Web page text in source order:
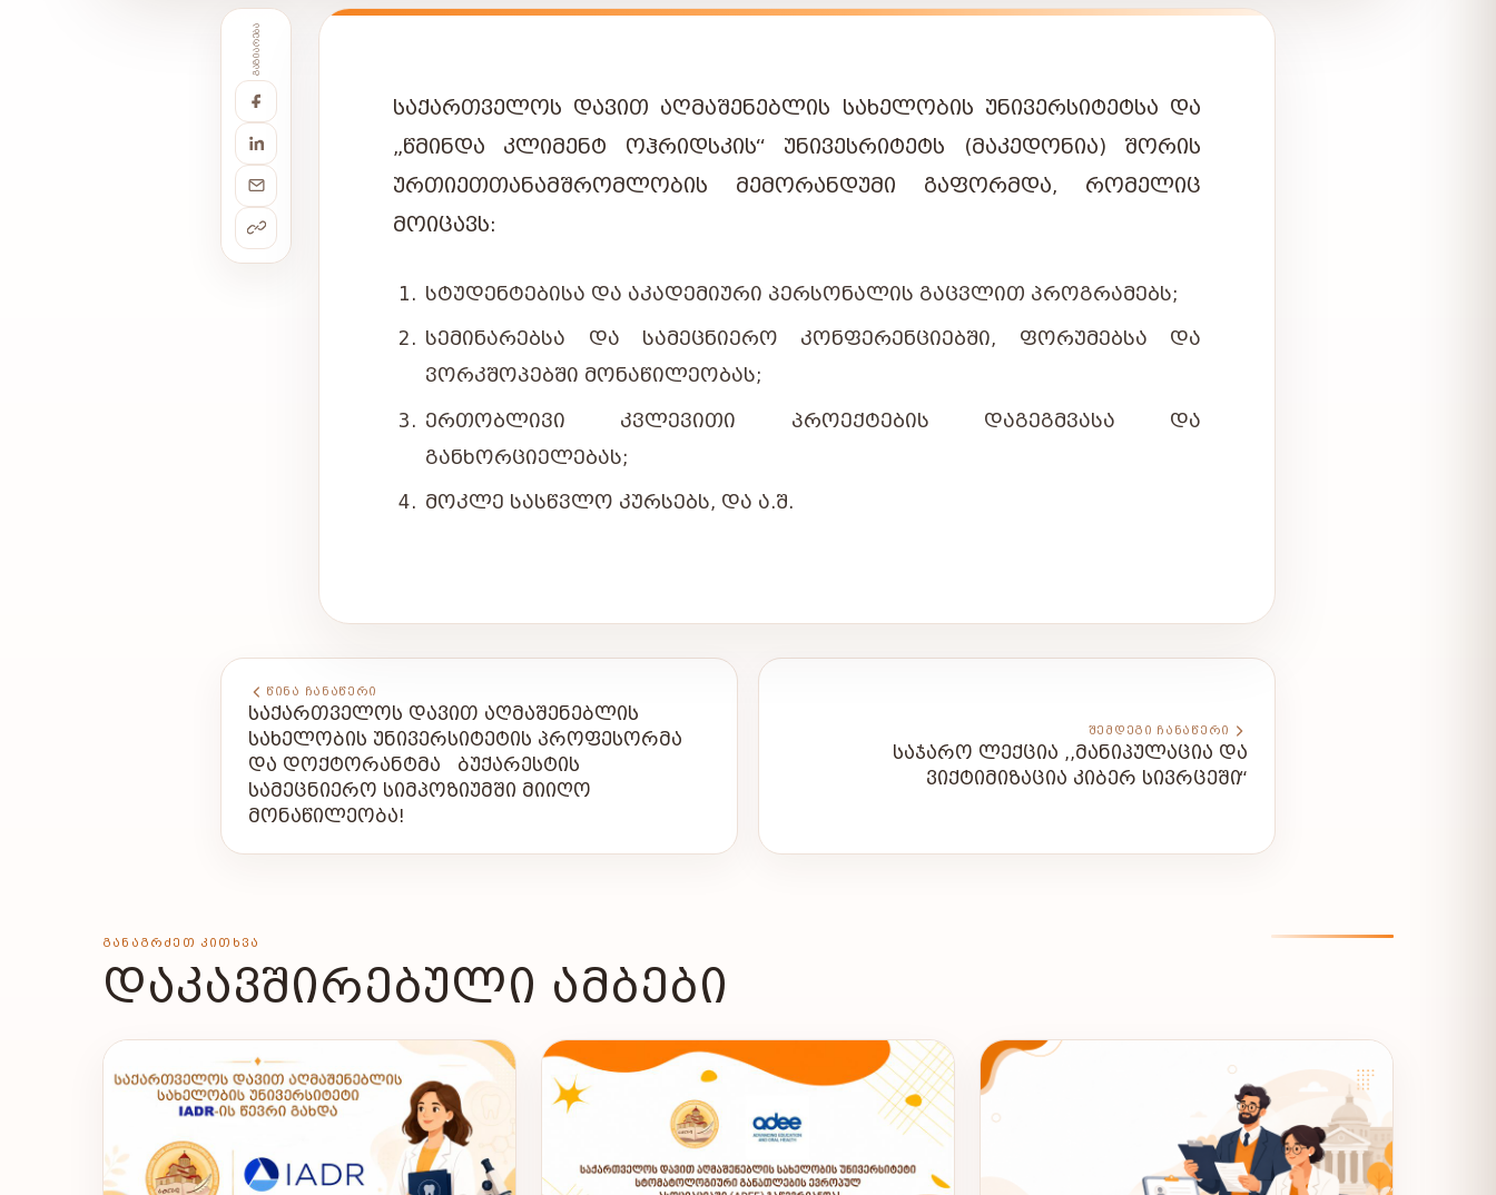
ᲒᲐᲖᲘᲐᲠᲔᲑᲐ
ᲡᲐᲥᲐᲠᲗᲕᲔᲚᲝᲡ ᲓᲐᲕᲘᲗ ᲐᲦᲛᲐᲨᲔᲜᲔᲑᲚᲘᲡ ᲡᲐᲮᲔᲚᲝᲑᲘᲡ ᲣᲜᲘᲕᲔᲠᲡᲘᲢᲔᲢᲡᲐ ᲓᲐ
„ᲬᲛᲘᲜᲓᲐ ᲙᲚᲘᲛᲔᲜᲢ ᲝᲰᲠᲘᲓᲡᲙᲘᲡ“ ᲣᲜᲘᲕᲔᲡᲠᲘᲢᲔᲢᲡ (ᲛᲐᲙᲔᲓᲝᲜᲘᲐ) ᲨᲝᲠᲘᲡ
ᲣᲠᲗᲘᲔᲗᲗᲐᲜᲐᲛᲨᲠᲝᲛᲚᲝᲑᲘᲡ ᲛᲔᲛᲝᲠᲐᲜᲓᲣᲛᲘ ᲒᲐᲤᲝᲠᲛᲓᲐ, ᲠᲝᲛᲔᲚᲘᲪ
ᲛᲝᲘᲪᲐᲕᲡ:
ᲡᲢᲣᲓᲔᲜᲢᲔᲑᲘᲡᲐ ᲓᲐ ᲐᲙᲐᲓᲔᲛᲘᲣᲠᲘ ᲞᲔᲠᲡᲝᲜᲐᲚᲘᲡ ᲒᲐᲪᲕᲚᲘᲗ ᲞᲠᲝᲒᲠᲐᲛᲔᲑᲡ;
ᲡᲔᲛᲘᲜᲐᲠᲔᲑᲡᲐ ᲓᲐ ᲡᲐᲛᲔᲪᲜᲘᲔᲠᲝ ᲙᲝᲜᲤᲔᲠᲔᲜᲪᲘᲔᲑᲨᲘ, ᲤᲝᲠᲣᲛᲔᲑᲡᲐ ᲓᲐ
ᲕᲝᲠᲙᲨᲝᲞᲔᲑᲨᲘ ᲛᲝᲜᲐᲬᲘᲚᲔᲝᲑᲐᲡ;
ᲔᲠᲗᲝᲑᲚᲘᲕᲘ ᲙᲕᲚᲔᲕᲘᲗᲘ ᲞᲠᲝᲔᲥᲢᲔᲑᲘᲡ ᲓᲐᲒᲔᲒᲛᲕᲐᲡᲐ ᲓᲐ
ᲒᲐᲜᲮᲝᲠᲪᲘᲔᲚᲔᲑᲐᲡ;
ᲛᲝᲙᲚᲔ ᲡᲐᲡᲬᲕᲚᲝ ᲙᲣᲠᲡᲔᲑᲡ, ᲓᲐ Ა.Შ.
ᲬᲘᲜᲐ ᲩᲐᲜᲐᲬᲔᲠᲘ
ᲡᲐᲥᲐᲠᲗᲕᲔᲚᲝᲡ ᲓᲐᲕᲘᲗ ᲐᲦᲛᲐᲨᲔᲜᲔᲑᲚᲘᲡ
ᲡᲐᲮᲔᲚᲝᲑᲘᲡ ᲣᲜᲘᲕᲔᲠᲡᲘᲢᲔᲢᲘᲡ ᲞᲠᲝᲤᲔᲡᲝᲠᲛᲐ
ᲓᲐ ᲓᲝᲥᲢᲝᲠᲐᲜᲢᲛᲐ ᲑᲣᲥᲐᲠᲔᲡᲢᲘᲡ
ᲡᲐᲛᲔᲪᲜᲘᲔᲠᲝ ᲡᲘᲛᲞᲝᲖᲘᲣᲛᲨᲘ ᲛᲘᲘᲦᲝ
ᲛᲝᲜᲐᲬᲘᲚᲔᲝᲑᲐ!
ᲨᲔᲛᲓᲔᲒᲘ ᲩᲐᲜᲐᲬᲔᲠᲘ
ᲡᲐᲯᲐᲠᲝ ᲚᲔᲥᲪᲘᲐ ,,ᲛᲐᲜᲘᲞᲣᲚᲐᲪᲘᲐ ᲓᲐ
ᲕᲘᲥᲢᲘᲛᲘᲖᲐᲪᲘᲐ ᲙᲘᲑᲔᲠ ᲡᲘᲕᲠᲪᲔᲨᲘ“
ᲒᲐᲜᲐᲒᲠᲫᲔᲗ ᲙᲘᲗᲮᲕᲐ
ᲓᲐᲙᲐᲕᲨᲘᲠᲔᲑᲣᲚᲘ ᲐᲛᲑᲔᲑᲘ